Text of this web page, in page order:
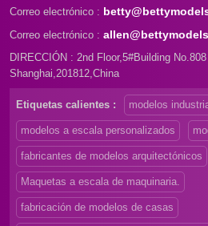
Correo electrónico :
Correo electrónico :
DIRECCIÓN : 2nd Floor,5#Building
Shanghai,201812,China
Etiquetas calientes : modelos
modelos a escala personalizados
fabricantes de modelos arquitectónicos
Maquetas a escala de maquinaria.
fabricación de modelos de casas